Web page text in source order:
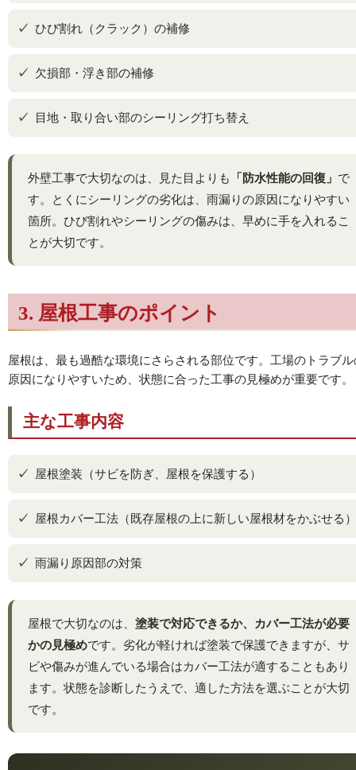
ひび割れ（クラック）の補修
欠損部・浮き部の補修
目地・取り合い部のシーリング打ち替え
外壁工事で大切なのは、見た目よりも 「防水性能の回復」 で
す。とくにシーリングの劣化は、雨漏りの原因になりやすい
箇所。ひび割れやシーリングの傷みは、早めに手を入れるこ
とが大切です。
3. 屋根工事のポイント
屋根は、最も過酷な環境にさらされる部位です。工場のトラブル
原因になりやすいため、状態に合った工事の見極めが重要です。
主な工事内容
屋根塗装（サビを防ぎ、屋根を保護する）
屋根カバー工法（既存屋根の上に新しい屋根材をかぶせる）
雨漏り原因部の対策
屋根で大切なのは、 塗装で対応できるか、カバー工法が必要
かの見極めです。劣化が軽ければ塗装で保護できますが、サ
ビや傷みが進んでいる場合はカバー工法が適することもあり
ます。状態を診断したうえで、適した方法を選ぶことが大切
です。